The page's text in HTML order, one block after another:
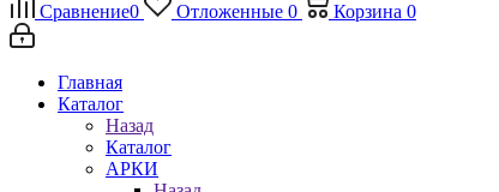
Сравнение0 Отложенные 0 Корзина 0
Главная
Каталог
Назад
Каталог
АРКИ